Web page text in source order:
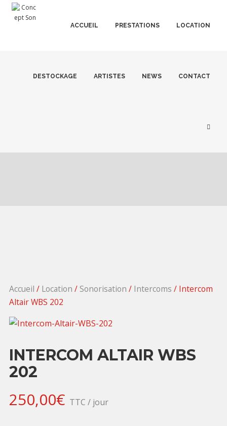
ACCUEIL PRESTATIONS LOCATION
DESTOCKAGE ARTISTES NEWS CONTACT
Accueil / Location / Sonorisation / Intercoms / Intercom
Altair WBS 202
INTERCOM ALTAIR WBS
202
250,00€ TTC / jour